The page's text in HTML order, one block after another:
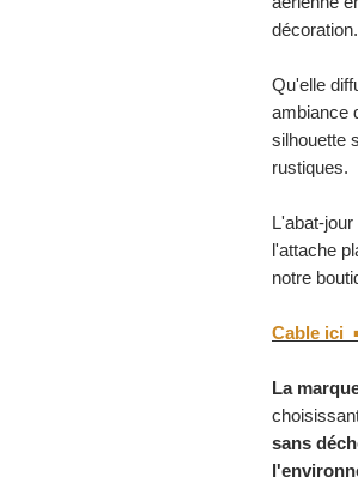
décoration.
Qu'elle
ambiance
silhouette
rustiques.
L'abat-
l'attache
notre
Cable ici
La
sans